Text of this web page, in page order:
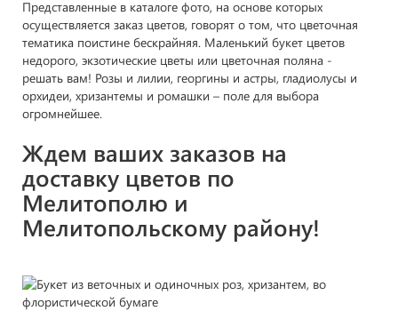
Представленные в каталоге фото, на основе которых
осуществляется заказ цветов, говорят о том, что цветочная
тематика поистине бескрайняя. Маленький букет цветов
недорого, экзотические цветы или цветочная поляна -
решать вам! Розы и лилии, георгины и астры, гладиолусы и
орхидеи, хризантемы и ромашки – поле для выбора
огромнейшее.
Ждем ваших заказов на
доставку цветов по
Мелитополю и
Мелитопольскому району!